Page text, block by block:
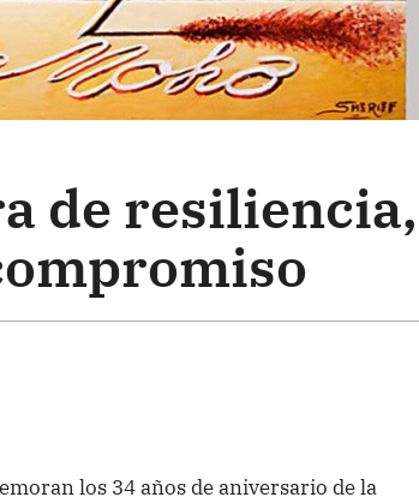
de resiliencia,
los 34 años de aniversario de la